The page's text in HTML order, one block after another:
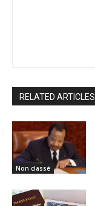
RELATED ARTICLES
Non classé